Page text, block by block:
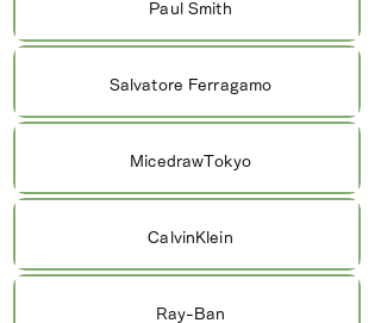
Paul Smith
Salvatore Ferragamo
MicedrawTokyo
CalvinKlein
Ray-Ban